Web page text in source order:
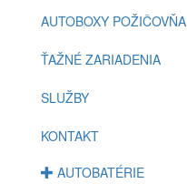
AUTOBOXY POŽIČOVŇA
ŤAŽNÉ ZARIADENIA
SLUŽBY
KONTAKT
AUTOBATÉRIE